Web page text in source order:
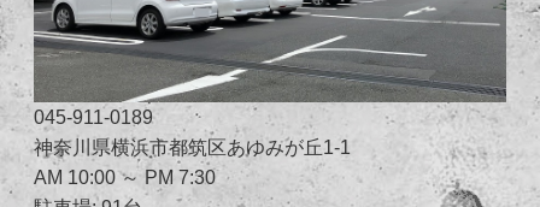
045-911-0189
神奈川県横浜市都筑区あゆみが丘1-1
AM 10:00 ～ PM 7:30